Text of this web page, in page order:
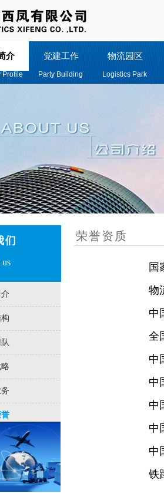
Party Building Logistics Park
Profile
介 党建工作 物流园区
荣誉资质
们
国
物
中
全
中
中
中
中
中
铁